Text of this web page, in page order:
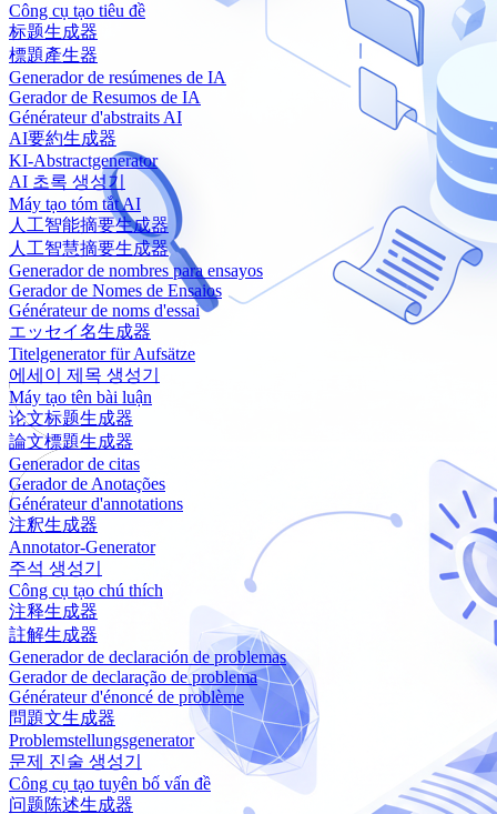
Công cụ tạo tiêu đề
标题生成器
標題產生器
Generador de resúmenes de IA
Gerador de Resumos de IA
Générateur d'abstraits AI
AI要約生成器
KI-Abstractgenerator
AI 초록 생성기
Máy tạo tóm tắt AI
人工智能摘要生成器
人工智慧摘要生成器
Generador de nombres para ensayos
Gerador de Nomes de Ensaios
Générateur de noms d'essai
エッセイ名生成器
Titelgenerator für Aufsätze
에세이 제목 생성기
Máy tạo tên bài luận
论文标题生成器
論文標題生成器
Generador de citas
Gerador de Anotações
Générateur d'annotations
注釈生成器
Annotator-Generator
주석 생성기
Công cụ tạo chú thích
注释生成器
註解生成器
Generador de declaración de problemas
Gerador de declaração de problema
Générateur d'énoncé de problème
問題文生成器
Problemstellungsgenerator
문제 진술 생성기
Công cụ tạo tuyên bố vấn đề
问题陈述生成器